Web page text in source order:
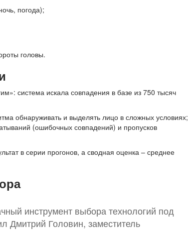
погода);
головы.
система искала совпадения в базе из 750 тысяч
обнаруживать и выделять лицо в сложных условиях;
(ошибочных совпадений) и пропусков
в серии прогонов, а сводная оценка – среднее
инструмент выбора технологий под
Дмитрий Головин, заместитель